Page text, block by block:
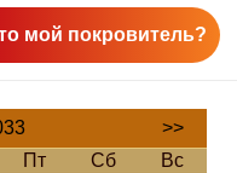
мой покровитель?
>>
Пт Сб
Вс